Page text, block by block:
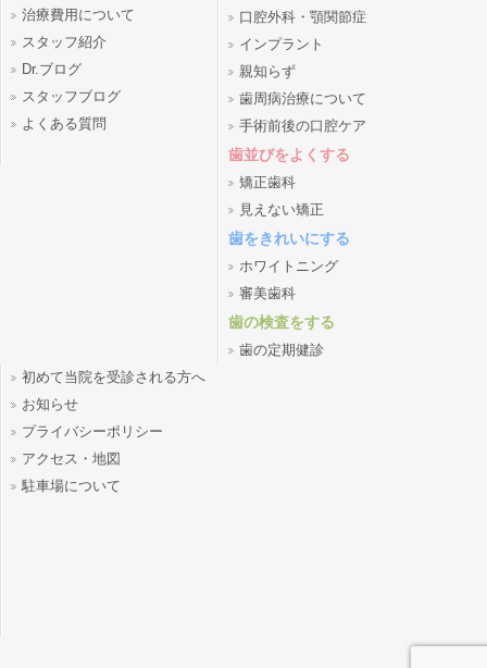
治療費用について
スタッフ紹介
Dr.ブログ
スタッフブログ
よくある質問
口腔外科・顎関節症
インプラント
親知らず
歯周病治療について
手術前後の口腔ケア
歯並びをよくする
矯正歯科
見えない矯正
歯をきれいにする
ホワイトニング
審美歯科
歯の検査をする
歯の定期健診
初めて当院を受診される方へ
お知らせ
プライバシーポリシー
アクセス・地図
駐車場について